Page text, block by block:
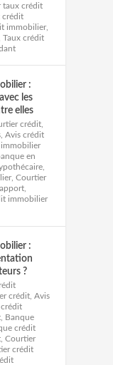
taux crédit
crédit
immobilier
,Taux crédit
:
les
elles
crédit
,Avis crédit
en
,Courtier
immobilier
:
?
crédit ,Avis
crédit
Banque
crédit
,Courtier
crédit